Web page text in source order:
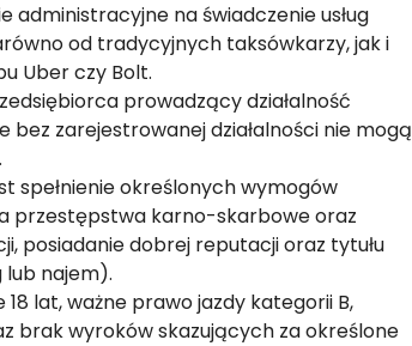
administracyjne na świadczenie usług
od tradycyjnych taksówkarzy, jak i
Uber czy Bolt.
prowadzący działalność
bez zarejestrowanej działalności nie mogą
spełnienie określonych wymogów
przestępstwa karno-skarbowe oraz
posiadanie dobrej reputacji oraz tytułu
lub najem).
lat, ważne prawo jazdy kategorii B,
brak wyroków skazujących za określone